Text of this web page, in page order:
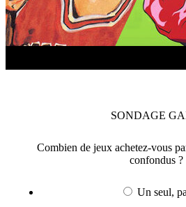
SONDAGE
Combien de jeux achetez-vous
confondus ?
Un seul,